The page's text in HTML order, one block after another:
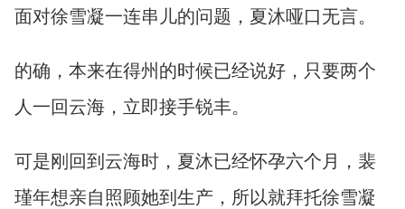
面对徐雪凝一连串儿的问题，夏沐哑口无言。
的确，本来在得州的时候已经说好，只要两个
人一回云海，立即接手锐丰。
可是刚回到云海时，夏沐已经怀孕六个月，裴
瑾年想亲自照顾她到生产，所以就拜托徐雪凝